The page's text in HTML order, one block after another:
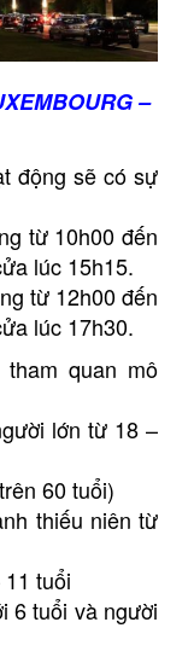
–
động sẽ có sự
từ 10h00 đến
lúc 15h15.
từ 12h00 đến
lúc 17h30.
quan mô
lớn từ 18 –
60 tuổi)
thiếu niên từ
tuổi
6 tuổi và người